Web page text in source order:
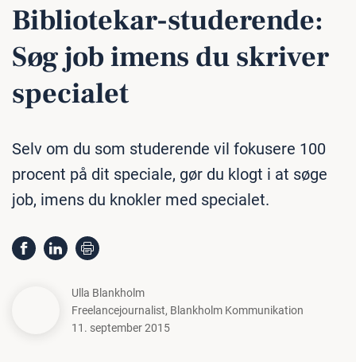
Bi­bli­o­te­kar-stu­de­ren­de:
Søg job imens du skriver
specialet
Selv om du som studerende vil fokusere 100
procent på dit speciale, gør du klogt i at søge
job, imens du knokler med specialet.
Ulla Blankholm
Freelancejournalist, Blankholm Kommunikation
11. september 2015